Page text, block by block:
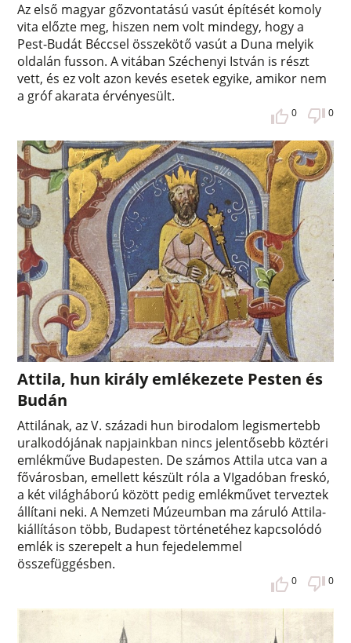
Az első magyar gőzvontatású vasút építését komoly
vita előzte meg, hiszen nem volt mindegy, hogy a
Pest-Budát Béccsel összekötő vasút a Duna melyik
oldalán fusson. A vitában Széchenyi István is részt
vett, és ez volt azon kevés esetek egyike, amikor nem
a gróf akarata érvényesült.
0 0
Attila, hun király emlékezete Pesten és
Budán
Attilának, az V. századi hun birodalom legismertebb
uralkodójának napjainkban nincs jelentősebb köztéri
emlékműve Budapesten. De számos Attila utca van a
fővárosban, emellett készült róla a VIgadóban freskó,
a két világháború között pedig emlékművet terveztek
állítani neki. A Nemzeti Múzeumban ma záruló Attila-
kiállításon több, Budapest történetéhez kapcsolódó
emlék is szerepelt a hun fejedelemmel
összefüggésben.
0 0